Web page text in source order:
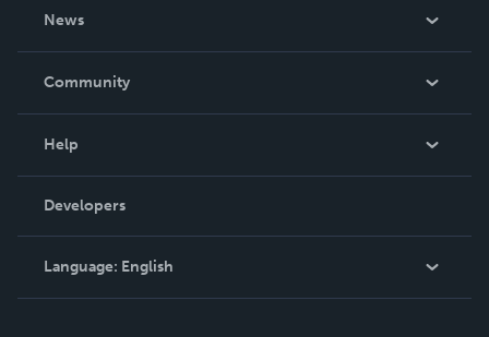
News
In The News
Community
Podcast
Help
Order Lookup
Knowledge Base
Contact Support
Developers
Language: English